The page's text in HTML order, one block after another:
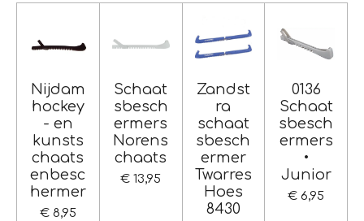
Nijdam
hockey
- en
kunsts
chaats
enbesc
hermer
€ 8,95
Schaat
sbesch
ermers
Norens
chaats
€ 13,95
Zandst
ra
schaat
sbesch
ermer
Twarres
Hoes
8430
0136
Schaat
sbesch
ermers
•
Junior
€ 6,95